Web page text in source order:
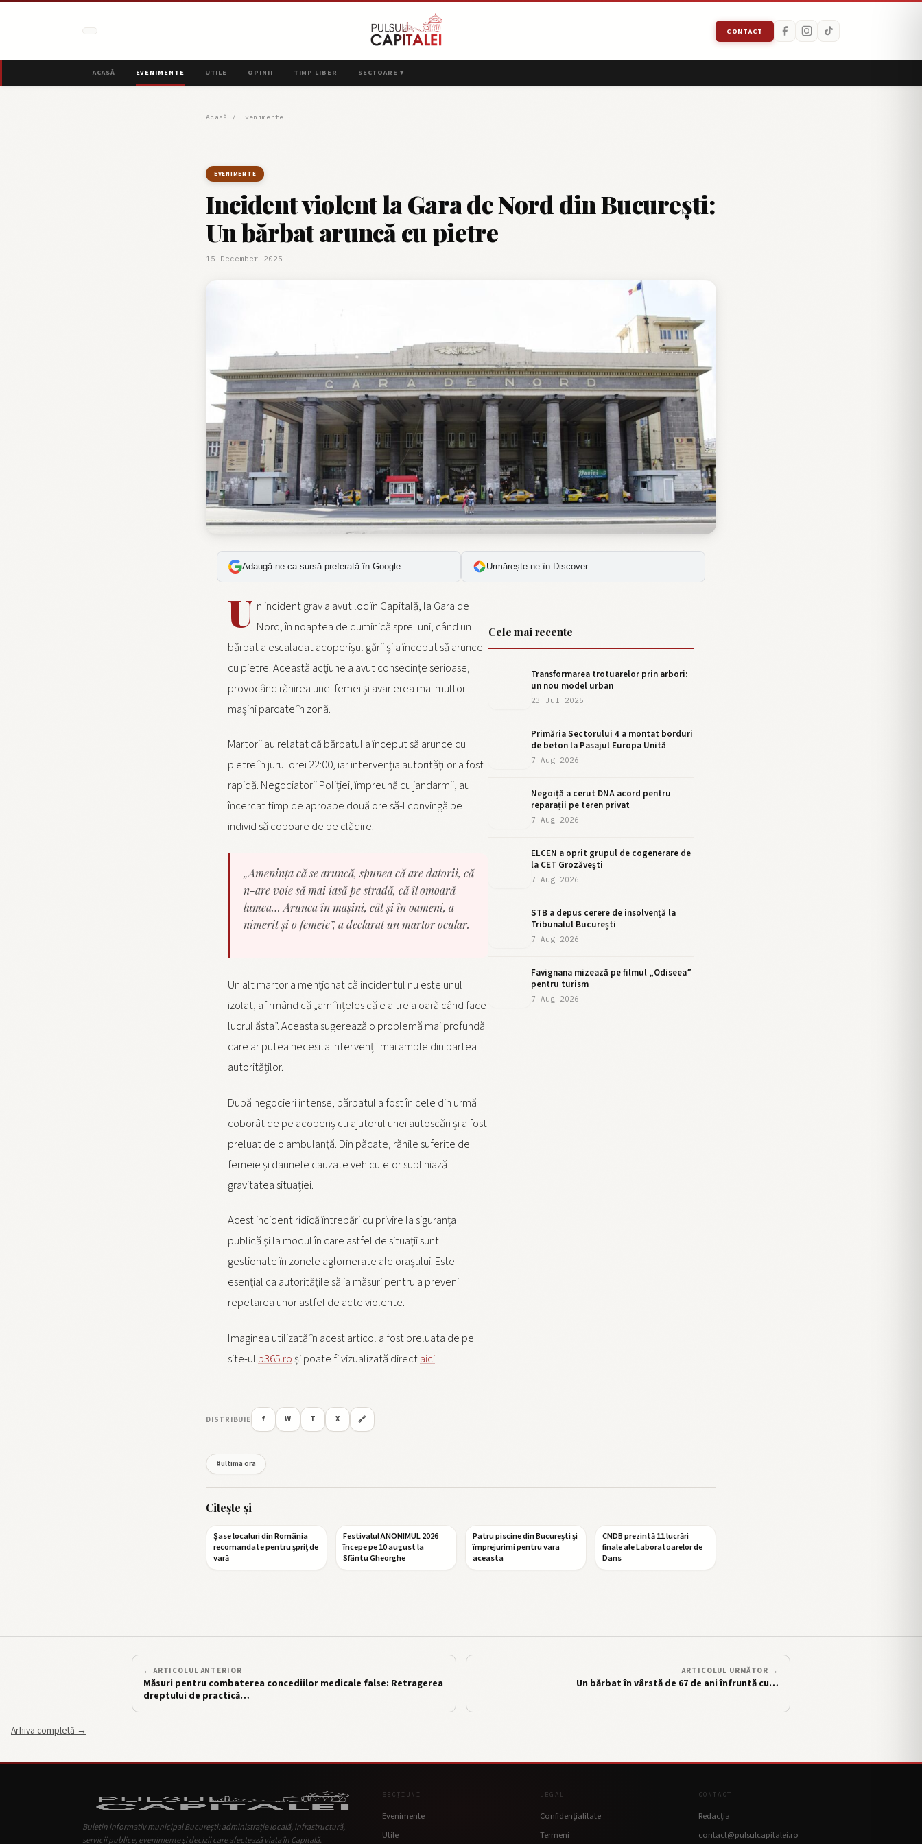
CONTACT
ACASĂ EVENIMENTE UTILE OPINII TIMP LIBER SECTOARE ▾
Acasă / Evenimente
EVENIMENTE
Incident violent la Gara de Nord din București:
Un bărbat aruncă cu pietre
15 December 2025
Adaugă-ne ca sursă preferată în Google Urmărește-ne în Discover
U n incident grav a avut loc în Capitală, la Gara de
Nord, în noaptea de duminică spre luni, când un
bărbat a escaladat acoperișul gării și a început să arunce
cu pietre. Această acțiune a avut consecințe serioase,
provocând rănirea unei femei și avarierea mai multor
mașini parcate în zonă.
Martorii au relatat că bărbatul a început să arunce cu
pietre în jurul orei 22:00, iar intervenția autorităților a fost
rapidă. Negociatorii Poliției, împreună cu jandarmii, au
încercat timp de aproape două ore să-l convingă pe
individ să coboare de pe clădire.
„Amenința că se aruncă, spunea că are datorii, că
n-are voie să mai iasă pe stradă, că îl omoară
lumea… Arunca în mașini, cât și în oameni, a
nimerit și o femeie”, a declarat un martor ocular.
Un alt martor a menționat că incidentul nu este unul
izolat, afirmând că „am înțeles că e a treia oară când face
lucrul ăsta”. Aceasta sugerează o problemă mai profundă
care ar putea necesita intervenții mai ample din partea
autorităților.
După negocieri intense, bărbatul a fost în cele din urmă
coborât de pe acoperiș cu ajutorul unei autoscări și a fost
preluat de o ambulanță. Din păcate, rănile suferite de
femeie și daunele cauzate vehiculelor subliniază
gravitatea situației.
Acest incident ridică întrebări cu privire la siguranța
publică și la modul în care astfel de situații sunt
gestionate în zonele aglomerate ale orașului. Este
esențial ca autoritățile să ia măsuri pentru a preveni
repetarea unor astfel de acte violente.
Imaginea utilizată în acest articol a fost preluata de pe
site-ulb365.roși poate fi vizualizată directaici.
Cele mai recente
Transformarea trotuarelor prin arbori:
un nou model urban
23 Jul 2025
Primăria Sectorului 4 a montat borduri
de beton la Pasajul Europa Unită
7 Aug 2026
Negoiță a cerut DNA acord pentru
reparații pe teren privat
7 Aug 2026
ELCEN a oprit grupul de cogenerare de
la CET Grozăvești
7 Aug 2026
STB a depus cerere de insolvență la
Tribunalul București
7 Aug 2026
Favignana mizează pe filmul „Odiseea”
pentru turism
7 Aug 2026
DISTRIBUIE f W T X 🔗
#ultima ora
Citește și
Șase localuri din România
recomandate pentru șpriț de
vară
Festivalul ANONIMUL 2026
începe pe 10 august la
Sfântu Gheorghe
Patru piscine din București și
împrejurimi pentru vara
aceasta
CNDB prezintă 11 lucrări
finale ale Laboratoarelor de
Dans
← ARTICOLUL ANTERIOR
Măsuri pentru combaterea concediilor medicale false: Retragerea
dreptului de practică…
ARTICOLUL URMĂTOR →
Un bărbat în vârstă de 67 de ani înfruntă cu…
Arhiva completă →
Buletin informativ municipal București: administrație locală, infrastructură,
servicii publice, evenimente și decizii care afectează viața în Capitală.
SECȚIUNI
Evenimente
Utile
LEGAL
Confidențialitate
Termeni
CONTACT
Redacția
contact@pulsulcapitalei.ro